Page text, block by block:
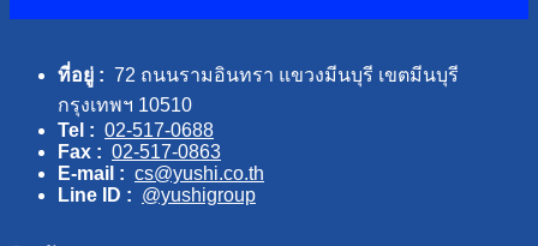
ที่อยู่ : 72 ถนนรามอินทรา แขวงมีนบุรี เขตมีนบุรี
กรุงเทพฯ 10510
Tel : 02-517-0688
Fax : 02-517-0863
E-mail : cs@yushi.co.th
Line ID : @yushigroup